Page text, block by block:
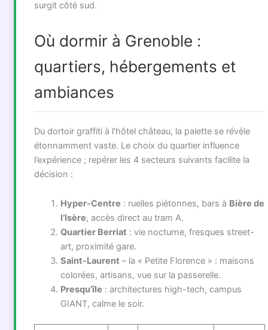
surgit côté sud.
Où dormir à Grenoble :
quartiers, hébergements et
ambiances
Du dortoir graffiti à l’hôtel château, la palette se révèle
étonnamment vaste. Le choix du quartier influence
l’expérience ; repérer les 4 secteurs suivants facilite la
décision :
Hyper-Centre : ruelles piétonnes, bars à Bière de
l’Isère, accès direct au tram A.
Quartier Berriat : vie nocturne, fresques street-
art, proximité gare.
Saint-Laurent – la « Petite Florence » : maisons
colorées, artisans, vue sur la passerelle.
Presqu’île : architectures high-tech, campus
GIANT, calme le soir.